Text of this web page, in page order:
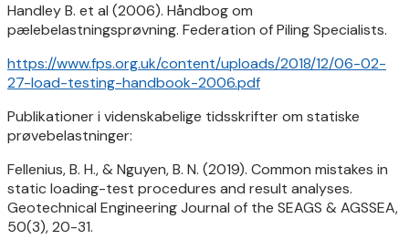
Handley B. et al (2006). Håndbog om
pælebelastningsprøvning. Federation of Piling Specialists.
https://www.fps.org.uk/content/uploads/2018/12/06-02-
27-load-testing-handbook-2006.pdf
Publikationer i videnskabelige tidsskrifter om statiske
prøvebelastninger:
Fellenius, B. H., & Nguyen, B. N. (2019). Common mistakes in
static loading-test procedures and result analyses.
Geotechnical Engineering Journal of the SEAGS & AGSSEA,
50(3), 20-31.